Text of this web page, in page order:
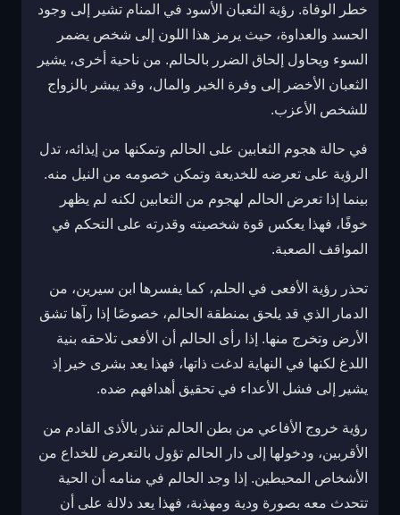
خطر الوفاة. رؤية الثعبان الأسود في المنام تشير إلى وجود
الحسد والعداوة، حيث يرمز هذا اللون إلى شخص يضمر
السوء ويحاول إلحاق الضرر بالحالم. من ناحية أخرى، يشير
الثعبان الأخضر إلى وفرة الخير والمال، وقد يبشر بالزواج
للشخص الأعزب.
في حالة هجوم الثعابين على الحالم وتمكنها من إيذائه، تدل
الرؤية على تعرضه للخديعة وتمكن خصومه من النيل منه.
بينما إذا تعرض الحالم لهجوم من الثعابين لكنه لم يظهر
خوفًا، فهذا يعكس قوة شخصيته وقدرته على التحكم في
المواقف الصعبة.
تحذر رؤية الأفعى في الحلم، كما يفسرها ابن سيرين، من
الدمار الذي قد يلحق بمنطقة الحالم، خصوصًا إذا رآها تشق
الأرض وتخرج منها. إذا رأى الحالم أن الأفعى تلاحقه بنية
اللدغ لكنها في النهاية لدغت ذاتها، فهذا يعد بشرى خير إذ
يشير إلى فشل الأعداء في تحقيق أهدافهم ضده.
رؤية خروج الأفاعي من بطن الحالم تنذر بالأذى القادم من
الأقربين، ودخولها إلى دار الحالم تؤول بالتعرض للخداع من
الأشخاص المحيطين. إذا وجد الحالم في منامه أن الحية
تتحدث معه بصورة ودية ومهذبة، فهذا يعد دلالة على أن